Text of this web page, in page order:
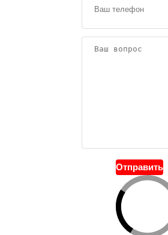
Отправить